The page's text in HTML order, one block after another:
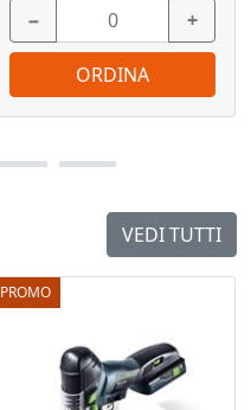
VEDI TUTTI
PROMO
− +
ORDINA